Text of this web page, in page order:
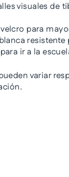
visuales de
para
ir a la
variar